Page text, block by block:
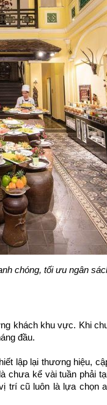
chóng, tối ưu ngân
khách khu vực. Khi
đầu.
lập lại thương hiệu,
chưa kể vài tuần phải
trí cũ luôn là lựa chọn